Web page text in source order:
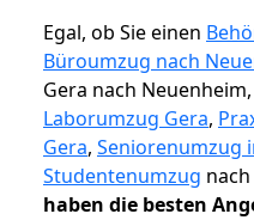
Egal, ob Sie einen
Büroumzug nach
Gera nach Neuenheim,
Laborumzug Gera,
Gera, Seniorenumzug
Studentenumzug
haben die besten